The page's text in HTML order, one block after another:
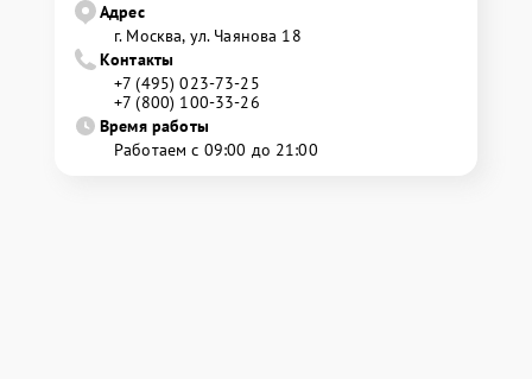
Адрес
г. Москва, ул. Чаянова 18
Контакты
+7 (495) 023-73-25
+7 (800) 100-33-26
Время работы
Работаем с 09:00 до 21:00